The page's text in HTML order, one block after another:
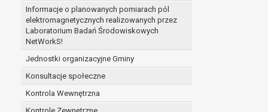
Informacje o planowanych pomiarach pól
elektromagnetycznych realizowanych przez
Laboratorium Badań Środowiskowych
NetWorkS!
Jednostki organizacyjne Gminy
Konsultacje społeczne
Kontrola Wewnętrzna